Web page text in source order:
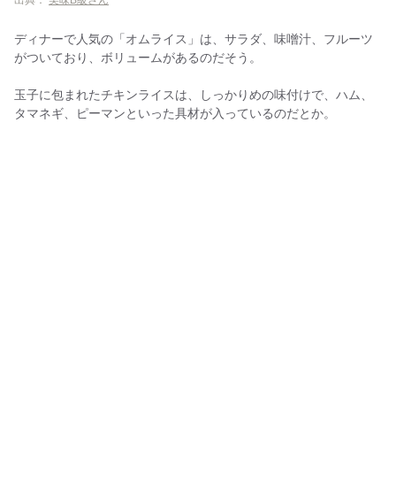
ディナーで人気の「オムライス」は、サラダ、味噌汁、フルーツ
がついており、ボリュームがあるのだそう。
玉子に包まれたチキンライスは、しっかりめの味付けで、ハム、
タマネギ、ピーマンといった具材が入っているのだとか。